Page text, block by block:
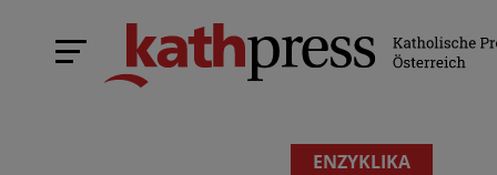
ENZYKLIKA